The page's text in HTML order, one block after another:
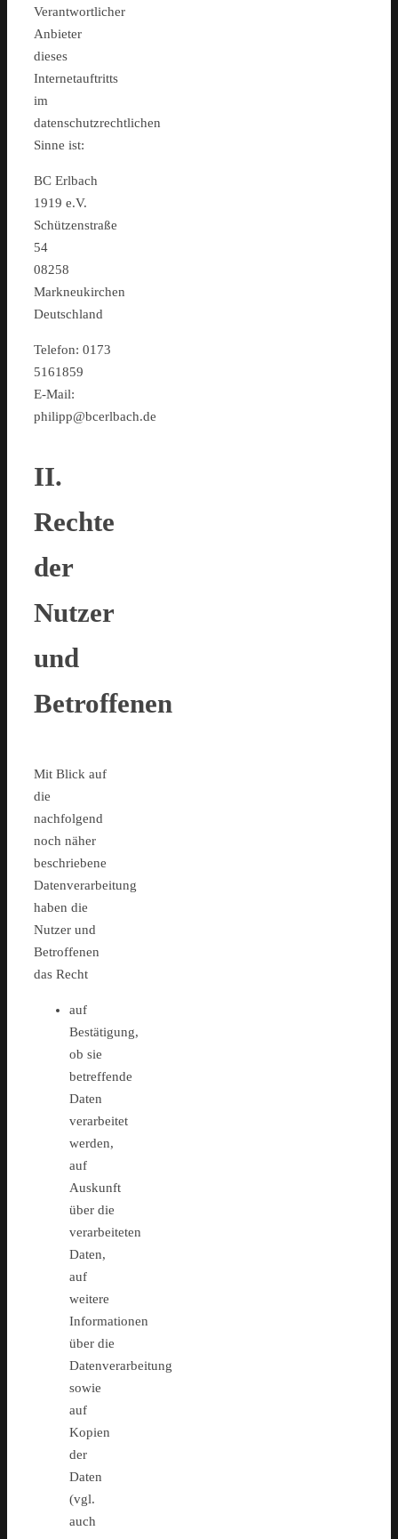
Verantwortlicher
Anbieter
dieses
Internetauftritts
im
datenschutzrechtlichen
Sinne ist:
BC Erlbach
1919 e.V.
Schützenstraße
54
08258
Markneukirchen
Deutschland
Telefon: 0173
5161859
E-Mail:
philipp@bcerlbach.de
II.
Rechte
der
Nutzer
und
Betroffenen
Mit Blick auf
die
nachfolgend
noch näher
beschriebene
Datenverarbeitung
haben die
Nutzer und
Betroffenen
das Recht
auf
Bestätigung,
ob sie
betreffende
Daten
verarbeitet
werden,
auf
Auskunft
über die
verarbeiteten
Daten,
auf
weitere
Informationen
über die
Datenverarbeitung
sowie
auf
Kopien
der
Daten
(vgl.
auch